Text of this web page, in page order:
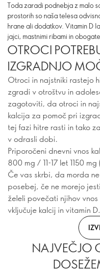
Toda zaradi podnebja z malo
prostorih so naša telesa
hrane ali dodatkov. Vitamin D
jajci, mastnimi ribami in
OTROCI
IZGRADNJO
Otroci in najstniki rastejo
zgradi v otroštvu in
zagotoviti, da otroci in
kalcija za pomoč pri
tej fazi hitre rasti in tako
v odrasli dobi.
Priporočeni dnevni vnos
800 mg / 11-17 let 1150 mg
Če vas skrbi, da morda
posebej, če ne morejo
želeli povečati njihov
vključuje kalcij in vitamin D.
NAJVEČJO